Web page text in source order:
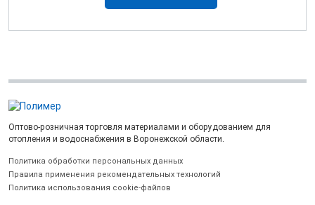
Оптово-розничная торговля материалами и оборудованием для
отопления и водоснабжения в Воронежской области.
Политика обработки персональных данных
Правила применения рекомендательных технологий
Политика использования cookie-файлов